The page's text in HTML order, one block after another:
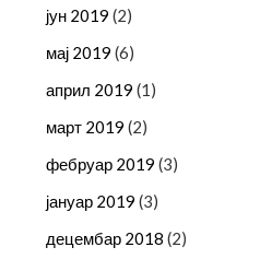
јун 2019 (2)
мај 2019 (6)
април 2019 (1)
март 2019 (2)
фебруар 2019 (3)
јануар 2019 (3)
децембар 2018 (2)